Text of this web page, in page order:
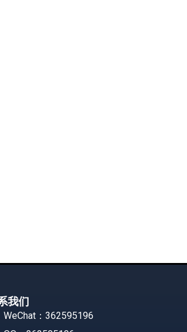
我们
WeChat：362595196